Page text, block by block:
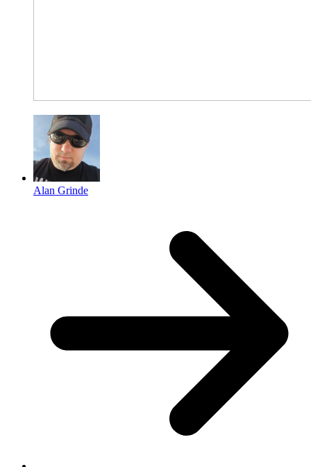
Alan Grinde